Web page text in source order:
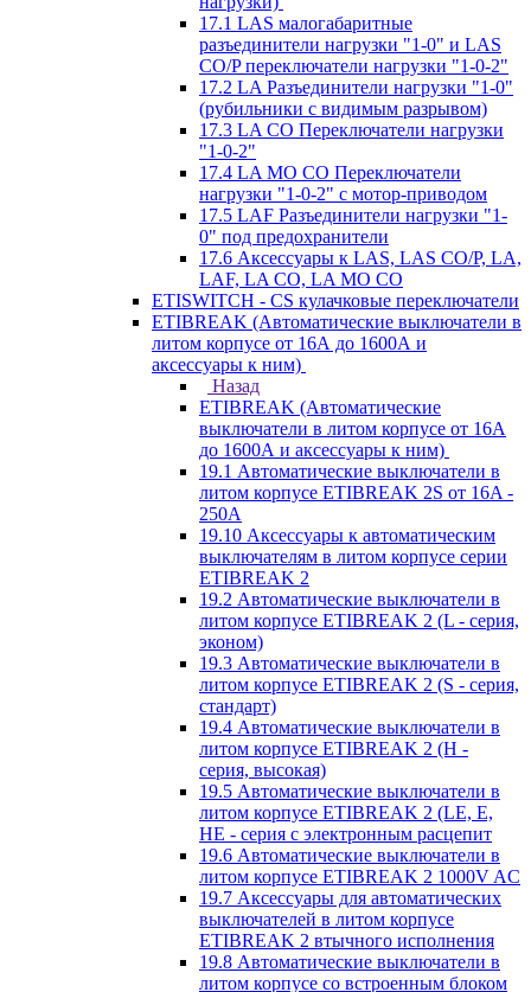
17.1 LAS малогабаритные
разъединители нагрузки "1-0" и LAS
CO/P переключатели нагрузки "1-0-2"
17.2 LA Разъединители нагрузки "1-0"
(рубильники с видимым разрывом)
17.3 LA CO Переключатели нагрузки
"1-0-2"
17.4 LA MO CO Переключатели
нагрузки "1-0-2" с мотор-приводом
17.5 LAF Разъединители нагрузки "1-
0" под предохранители
17.6 Аксессуары к LAS, LAS CO/P, LA,
LAF, LA CO, LA MO CO
ETISWITCH - CS кулачковые переключатели
ETIBREAK (Автоматические выключатели в
литом корпусе от 16А до 1600А и
аксессуары к ним)
Назад
ETIBREAK (Автоматические
выключатели в литом корпусе от 16А
до 1600А и аксессуары к ним)
19.1 Автоматические выключатели в
литом корпусе ETIBREAK 2S от 16A -
250A
19.10 Аксессуары к автоматическим
выключателям в литом корпусе серии
ETIBREAK 2
19.2 Автоматические выключатели в
литом корпусе ETIBREAK 2 (L - серия,
эконом)
19.3 Автоматические выключатели в
литом корпусе ETIBREAK 2 (S - серия,
стандарт)
19.4 Автоматические выключатели в
литом корпусе ETIBREAK 2 (H -
серия, высокая)
19.5 Автоматические выключатели в
литом корпусе ETIBREAK 2 (LE, E,
HE - серия с электронным расцепит
19.6 Автоматические выключатели в
литом корпусе ETIBREAK 2 1000V AC
19.7 Аксессуары для автоматических
выключателей в литом корпусе
ETIBREAK 2 втычного исполнения
19.8 Автоматические выключатели в
литом корпусе со встроенным блоком